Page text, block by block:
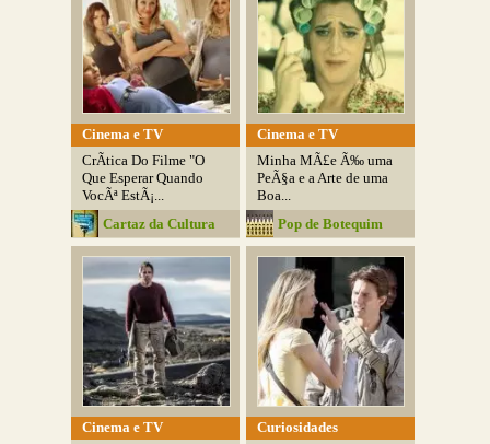
Cinema e TV
CrÃ­tica Do Filme "O
Que Esperar Quando
VocÃª EstÃ¡...
Cartaz da Cultura
Cinema e TV
Minha MÃ£e Ã‰ uma
PeÃ§a e a Arte de uma
Boa...
Pop de Botequim
Cinema e TV
Curiosidades